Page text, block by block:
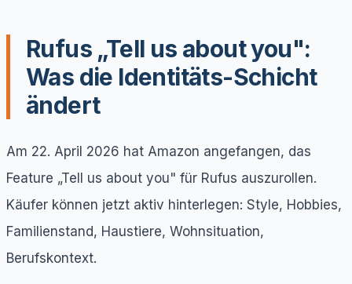
Rufus „Tell us about you":
Was die Identitäts-Schicht
ändert
Am 22. April 2026 hat Amazon angefangen, das
Feature „Tell us about you" für Rufus auszurollen.
Käufer können jetzt aktiv hinterlegen: Style, Hobbies,
Familienstand, Haustiere, Wohnsituation,
Berufskontext.